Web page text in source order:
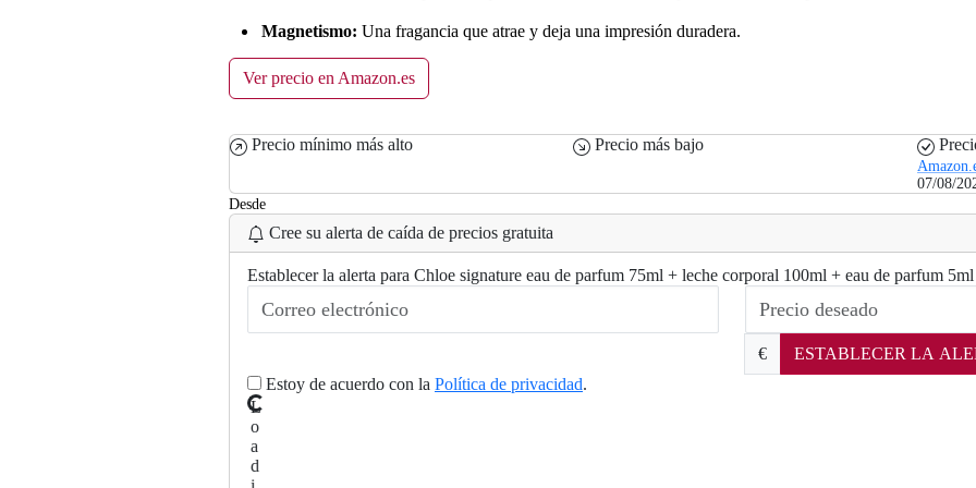
Magnetismo: Una fragancia que atrae y deja una impresión duradera.
Ver precio en Amazon.es
Precio mínimo más alto Precio más bajo
07/08/
Desde
Cree su alerta de caída de precios gratuita
Establecer la alerta para Chloe signature eau de parfum 75ml + leche corporal 100ml + eau de parfum
€
ESTABLECER LA
Estoy de acuerdo con la Política de privacidad.
L